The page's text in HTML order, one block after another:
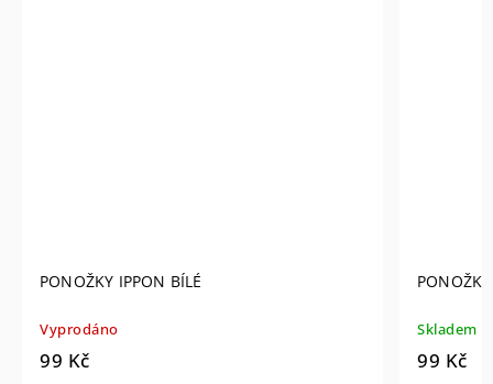
PONOŽKY IPPON BÍLÉ
Vyprodáno
99 Kč
Skladem
99 Kč